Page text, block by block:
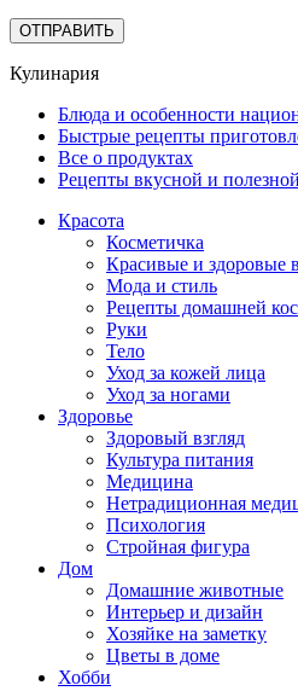
Кулинария
Блюда и особенности
Быстрые рецепты
Все о продуктах
Рецепты вкусной и
Красота
Косметичка
Красивые и здоровые
Мода и стиль
Рецепты домашней
Руки
Тело
Уход за кожей лица
Уход за ногами
Здоровье
Здоровый взгляд
Культура питания
Медицина
Нетрадиционная
Психология
Стройная фигура
Дом
Домашние животные
Интерьер и дизайн
Хозяйке на заметку
Цветы в доме
Хобби